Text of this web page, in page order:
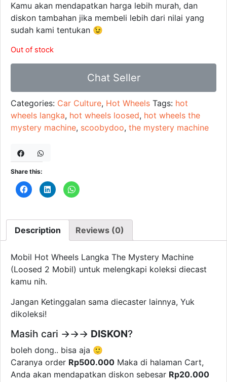
Kamu akan mendapatkan harga lebih murah, dan
diskon tambahan jika membeli lebih dari nilai yang
sudah kami tentukan 😉
Out of stock
Chat Seller
Categories: Car Culture, Hot Wheels Tags: hot
wheels langka, hot wheels loosed, hot wheels the
mystery machine, scoobydoo, the mystery machine
Share this:
C
l
t
s
e
o
n
F
a
c
o
o
k
O
p
e
n
s
n
e
C
l
t
s
e
o
n
L
e
d
O
p
e
s
n
e
C
l
t
s
a
e
o
W
A
p
n
e
Description Reviews (0)
Mobil Hot Wheels Langka The Mystery Machine
(Loosed 2 Mobil) untuk melengkapi koleksi diecast
kamu nih.
Jangan Ketinggalan sama diecaster lainnya, Yuk
dikoleksi!
Masih cari →→→ DISKON?
boleh dong.. bisa aja 🙂
Caranya order Rp500.000 Maka di halaman Cart,
Anda akan mendapatkan diskon sebesar Rp20.000